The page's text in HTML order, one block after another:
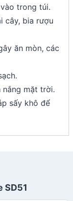
trong túi.
cây, bia rượu
ăn mòn, các
mặt trời.
sấy khô để
SD51